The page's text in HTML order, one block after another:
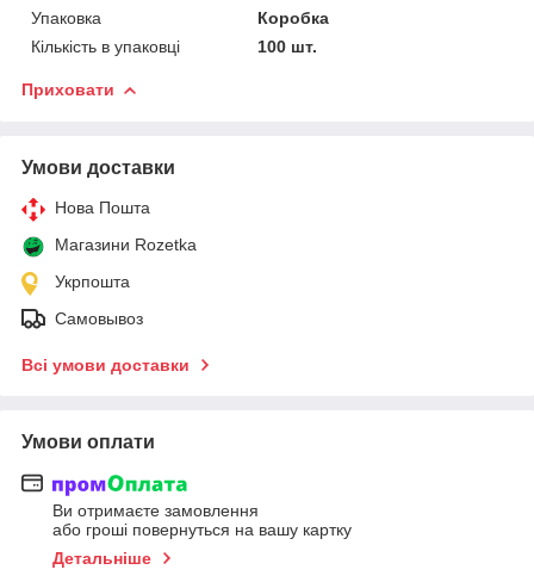
Упаковка
Коробка
Кількість в упаковці
100 шт.
Приховати
Умови доставки
Нова Пошта
Магазини Rozetka
Укрпошта
Самовывоз
Всі умови доставки
Умови оплати
Ви отримаєте замовлення
або гроші повернуться на вашу картку
Детальніше